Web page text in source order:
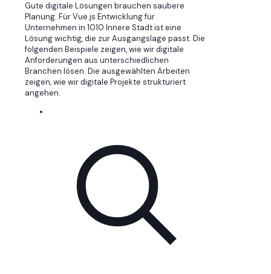
Gute digitale Lösungen brauchen saubere
Planung. Für Vue.js Entwicklung für
Unternehmen in 1010 Innere Stadt ist eine
Lösung wichtig, die zur Ausgangslage passt. Die
folgenden Beispiele zeigen, wie wir digitale
Anforderungen aus unterschiedlichen
Branchen lösen. Die ausgewählten Arbeiten
zeigen, wie wir digitale Projekte strukturiert
angehen.